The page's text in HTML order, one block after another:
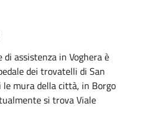
assistenza in Voghera è
dei trovatelli di San
le mura della città, in Borgo
si trova Viale